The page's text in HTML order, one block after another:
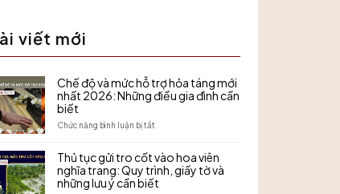
viết mới
Chế độ và mức hỗ trợ hỏa táng mới
nhất 2026: Những điều gia đình cần
biết
Chức năng bình luận bị tắt
và
mức
hỗ
Thủ tục gửi tro cốt vào hoa viên
nghĩa trang: Quy trình, giấy tờ và
những lưu ý cần biết